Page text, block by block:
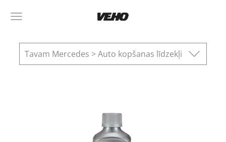
Tavam Mercedes > Auto kopšanas līdzekļi